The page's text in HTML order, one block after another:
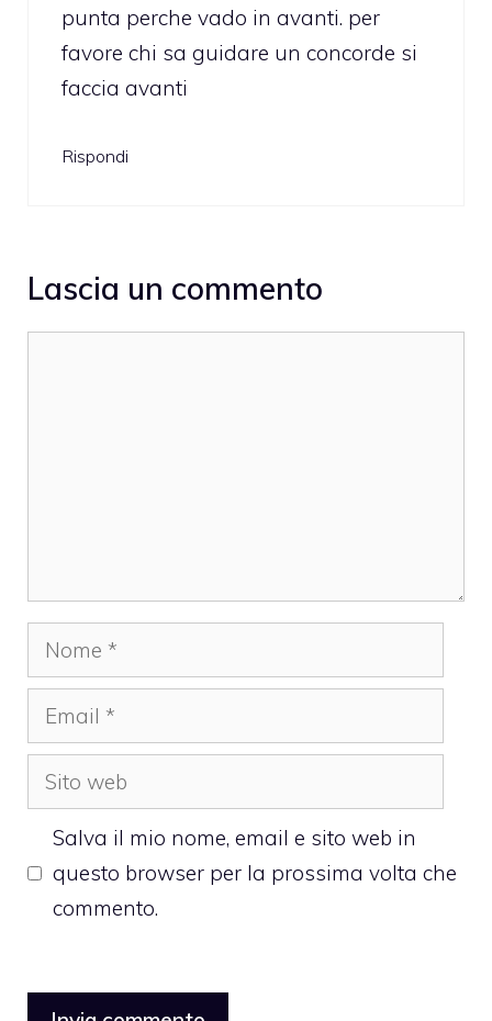
punta perche vado in avanti. per
favore chi sa guidare un concorde si
faccia avanti
Rispondi
Lascia un commento
Nome
Email
Sito
web
Salva il mio nome, email e sito web in
questo browser per la prossima volta che
commento.